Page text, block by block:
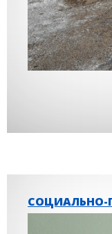
СОЦИАЛЬНО-